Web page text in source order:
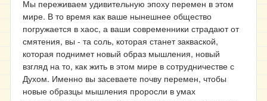
Мы переживаем удивительную эпоху перемен в этом
мире. В то время как ваше нынешнее общество
погружается в хаос, а ваши современники страдают от
смятения, вы - та соль, которая станет закваской,
которая поднимет новый образ мышления, новый
взгляд на то, как жить в этом мире в сотрудничестве с
Духом. Именно вы засеваете почву перемен, чтобы
новые образцы мышления проросли в умах